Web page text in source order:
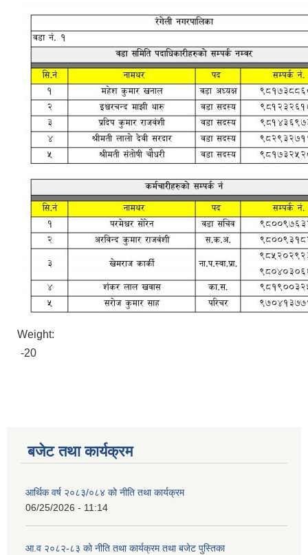
Weight:
-20
बजेट तथा कार्यक्रम
आर्थिक वर्ष २०८३/०८४ को नीति तथा कार्यक्रम
06/25/2026 - 11:14
आ.व २०८२-८३ को नीति तथा कार्यक्रम तथा बजेट पुस्तिका